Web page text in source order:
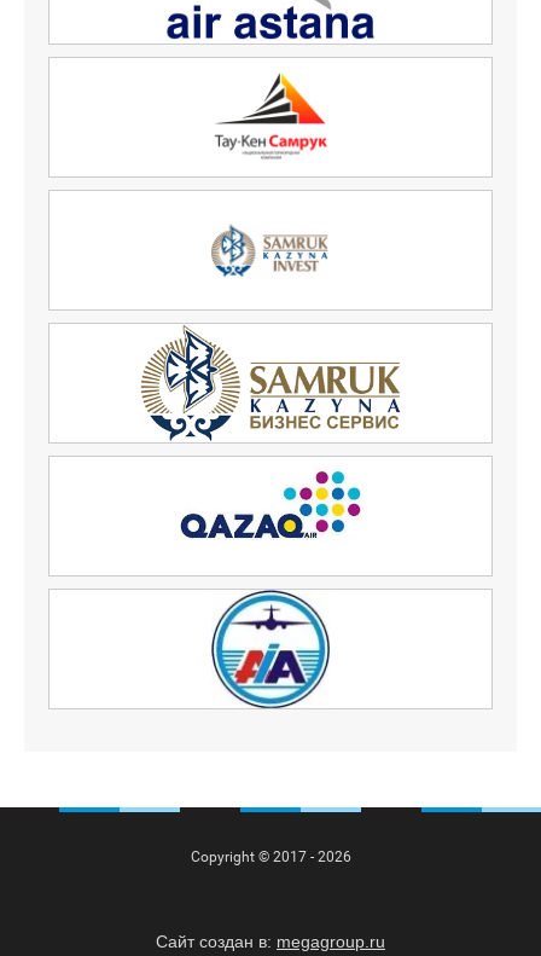
Copyright © 2017 - 2026
Сайт создан в: megagroup.ru